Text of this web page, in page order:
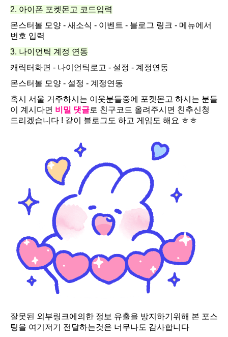
2. 아이폰 포켓몬고 코드입력
몬스터볼 모양 - 새소식 - 이벤트 - 블로그 링크 - 메뉴에서
번호 입력
3. 나이언틱 계정 연동
캐릭터화면 - 나이언틱로고 - 설정 - 계정연동
몬스터볼 모양 - 설정 - 계정연동
혹시 서울 거주하시는 이웃분들중에 포켓몬고 하시는 분들
이 계시다면 비밀 댓글로 친구코드 올려주시면 친추신청
드리겠습니다 ! 같이 블로그도 하고 게임도 해요 ㅎㅎ
잘못된 외부링크에의한 정보 유출을 방지하기위해 본 포스
팅을 여기저기 전달하는것은 너무나도 감사합니다